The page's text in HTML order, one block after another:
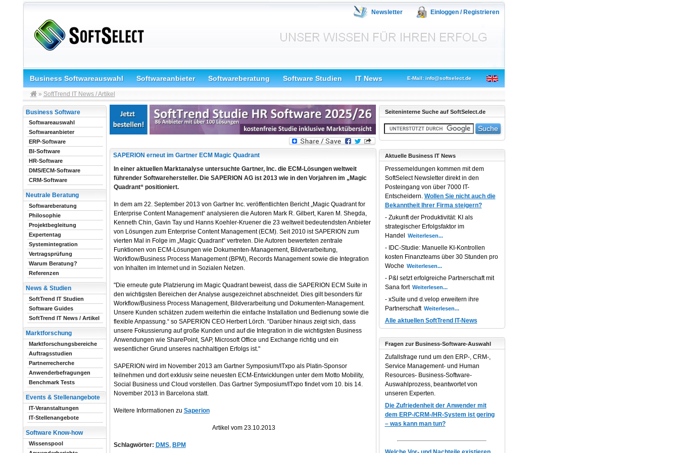
Newsletter Einloggen / Registrieren
Business Softwareauswahl Softwareanbieter Softwareberatung Software Studien IT News E-Mail: info@softselect.de
» SoftTrend IT News / Artikel
SAPERION erneut im Gartner ECM Magic Quadrant
In einer aktuellen Marktanalyse untersuchte Gartner, Inc. die ECM-Lösungen weltweit
führender Softwarehersteller. Die SAPERION AG ist 2013 wie in den Vorjahren im „Magic
Quadrant“ positioniert.
In dem am 22. September 2013 von Gartner Inc. veröffentlichten Bericht „Magic Quadrant for
Enterprise Content Management“ analysieren die Autoren Mark R. Gilbert, Karen M. Shegda,
Kenneth Chin, Gavin Tay und Hanns Koehler-Kruener die 23 weltweit bedeutendsten Anbieter
von Lösungen zum Enterprise Content Management (ECM). Seit 2010 ist SAPERION zum
vierten Mal in Folge im „Magic Quadrant“ vertreten. Die Autoren bewerteten zentrale
Funktionen von ECM-Lösungen wie Dokumenten-Management, Bildverarbeitung,
Workflow/Business Process Management (BPM), Records Management sowie die Integration
von Inhalten im Internet und in Sozialen Netzen.
"Die erneute gute Platzierung im Magic Quadrant beweist, dass die SAPERION ECM Suite in
den wichtigsten Bereichen der Analyse ausgezeichnet abschneidet. Dies gilt besonders für
Workflow/Business Process Management, Bildverarbeitung und Dokumenten-Management.
Unsere Kunden schätzen zudem weiterhin die einfache Installation und Bedienung sowie die
flexible Anpassung.“ so SAPERION CEO Herbert Lörch. “Darüber hinaus zeigt sich, dass
unsere Fokussierung auf große Kunden und auf die Integration in die wichtigsten Business
Anwendungen wie SharePoint, SAP, Microsoft Office und Exchange richtig und ein
wesentlicher Grund unseres nachhaltigen Erfolgs ist."
SAPERION wird im November 2013 am Gartner Symposium/ITxpoals Platin-Sponsor
teilnehmen und dort exklusiv seine neuesten ECM-Entwicklungen unter dem Motto Mobility,
Social Business und Cloud vorstellen. Das Gartner Symposium/ITxpo findet vom 10. bis 14.
November 2013 in Barcelona statt.
Weitere Informationen zu Saperion
Artikel vom 23.10.2013
Schlagwörter: DMS, BPM
Business Software
Softwareauswahl
Softwareanbieter
ERP-Software
BI-Software
HR-Software
DMS/ECM-Software
CRM-Software
Neutrale Beratung
Softwareberatung
Philosophie
Projektbegleitung
Expertentag
Systemintegration
Vertragsprüfung
Warum Beratung?
Referenzen
News & Studien
SoftTrend IT Studien
Software Guides
SoftTrend IT News / Artikel
Marktforschung
Marktforschungsbereiche
Auftragsstudien
Partnerrecherche
Anwenderbefragungen
Benchmark Tests
Events & Stellenangebote
IT-Veranstaltungen
IT-Stellenangebote
Software Know-how
Wissenspool
Seiteninterne Suche auf SoftSelect.de
Aktuelle Business IT News
Pressemeldungen kommen mit dem
SoftSelect Newsletter direkt in den
Posteingang von über 7000 IT-
Entscheidern. Wollen Sie nicht auch die
Bekanntheit Ihrer Firma steigern?
Zukunft der Produktivität: KI als
strategischer Erfolgsfaktor im
Handel
IDC-Studie: Manuelle KI-Kontrollen
kosten Finanzteams über 30 Stunden pro
Woche
P&I setzt erfolgreiche Partnerschaft mit
Sana fort
xSuite und d.velop erweitern ihre
Partnerschaft
Alle aktuellen SoftTrend IT-News
Fragen zur Business-Software-Auswahl
Zufallsfrage rund um den ERP-, CRM-,
Service Management- und Human
Resources- Business-Software-
Auswahlprozess, beantwortet von
unseren Experten.
Die Zufriedenheit der Anwender mit
dem ERP-/CRM-/HR-System ist gering
– was kann man tun?